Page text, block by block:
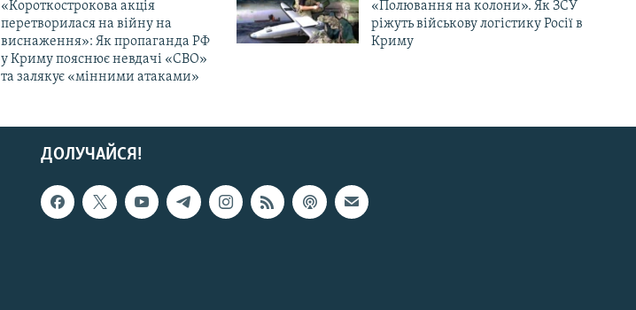
«Короткострокова акція
перетворилася на війну на
виснаження»: Як пропаганда РФ
у Криму пояснює невдачі «СВО»
та залякує «мінними атаками»
«Полювання на колони». Як ЗСУ
ріжуть військову логістику Росії в
Криму
ДОЛУЧАЙСЯ!